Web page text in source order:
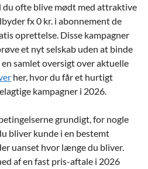
du ofte blive mødt med attraktive
fx 0 kr. i abonnement de
oprettelse. Disse kampagner
et nyt selskab uden at binde
samlet oversigt over aktuelle
her, hvor du får et hurtigt
kampagner i 2026.
grundigt, for nogle
bliver kunde i en bestemt
uanset hvor længe du bliver.
af en fast pris-aftale i 2026